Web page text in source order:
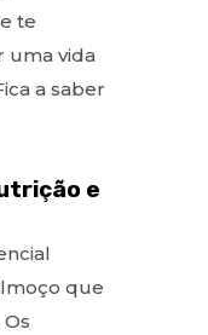
te
uma vida
a saber
e
que